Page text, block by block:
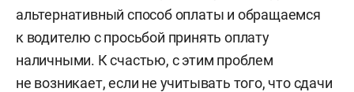
альтернативный способ оплаты и обращаемся
к водителю с просьбой принять оплату
наличными. К счастью, с этим проблем
не возникает, если не учитывать того, что сдачи